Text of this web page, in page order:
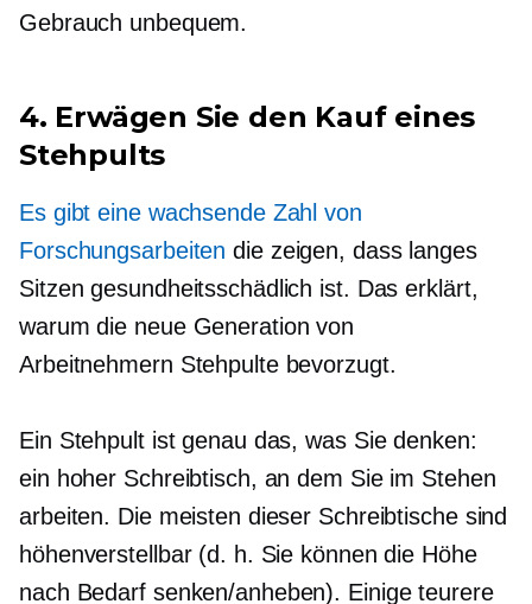
Gebrauch unbequem.
4. Erwägen Sie den Kauf eines
Stehpults
Es gibt eine wachsende Zahl von
Forschungsarbeiten die zeigen, dass langes
Sitzen gesundheitsschädlich ist. Das erklärt,
warum die neue Generation von
Arbeitnehmern Stehpulte bevorzugt.
Ein Stehpult ist genau das, was Sie denken:
ein hoher Schreibtisch, an dem Sie im Stehen
arbeiten. Die meisten dieser Schreibtische sind
höhenverstellbar (d. h. Sie können die Höhe
nach Bedarf senken/anheben). Einige teurere